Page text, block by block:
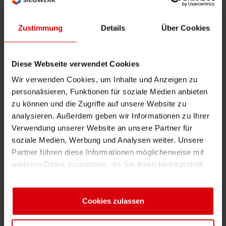
Zustimmung Details Über Cookies
Diese Webseite verwendet Cookies
Wir verwenden Cookies, um Inhalte und Anzeigen zu
personalisieren, Funktionen für soziale Medien anbieten
zu können und die Zugriffe auf unsere Website zu
analysieren. Außerdem geben wir Informationen zu Ihrer
Verwendung unserer Website an unsere Partner für
soziale Medien, Werbung und Analysen weiter. Unsere
Partner führen diese Informationen möglicherweise mit
weiteren Daten zusammen, die Sie ihnen bereitgestellt
gesammelt haben. Sie geben Einwilligung zu unseren
Cookies, wenn Sie unsere Webseite weiterhin nutzen.
Cookies zulassen
Sustainability Achievement Award für das
spornt uns an, die Messlatte noch höher zu
legen“, fügt Hansohm hinzu.
SustainUP wurde Mitte 2025 ins Leben
gerufen, um Teams klare Richtlinien, praktische
Tools und strukturierte Rahmenbedingungen
an die Hand zu geben, mit denen sie
ökologische und soziale Verantwortung in jede
Beschaffungsentscheidung integrieren
überzeugt, dass Nachhaltigkeit eine
enge Zusammenarbeit mit unseren Lieferanten